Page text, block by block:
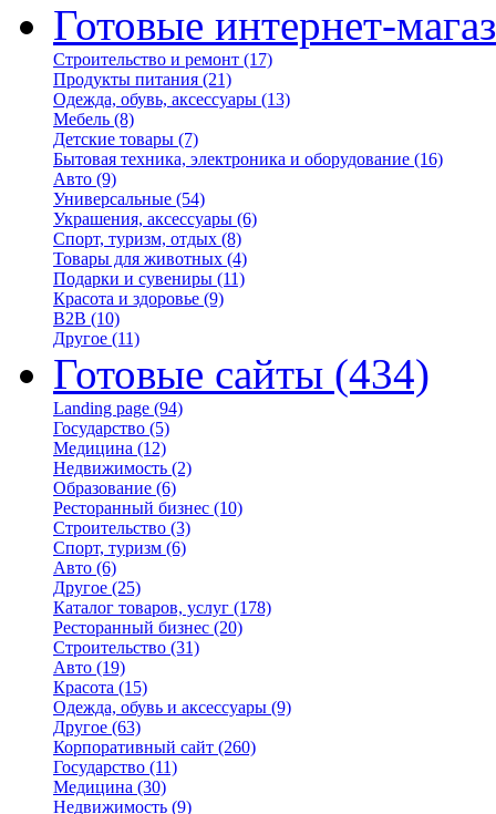
Готовые интернет-
Строительство и ремонт (17)
Продукты питания (21)
Одежда, обувь, аксессуары (13)
Мебель (8)
Детские товары (7)
Бытовая техника, электроника и оборудование (16)
Авто (9)
Универсальные (54)
Украшения, аксессуары (6)
Спорт, туризм, отдых (8)
Товары для животных (4)
Подарки и сувениры (11)
Красота и здоровье (9)
B2B (10)
Другое (11)
Готовые сайты (434)
Landing page (94)
Государство (5)
Медицина (12)
Недвижимость (2)
Образование (6)
Ресторанный бизнес (10)
Строительство (3)
Спорт, туризм (6)
Авто (6)
Другое (25)
Каталог товаров, услуг (178)
Ресторанный бизнес (20)
Строительство (31)
Авто (19)
Красота (15)
Одежда, обувь и аксессуары (9)
Другое (63)
Корпоративный сайт (260)
Государство (11)
Медицина (30)
Недвижимость (9)